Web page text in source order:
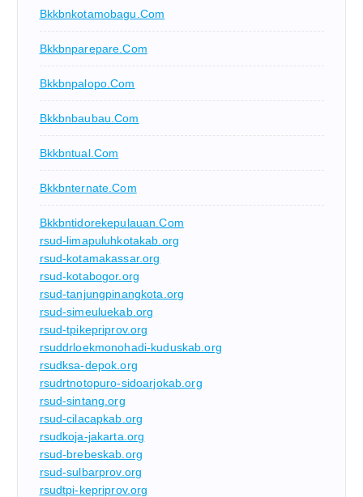
Bkkbnkotamobagu.com
Bkkbnparepare.com
Bkkbnpalopo.com
Bkkbnbaubau.com
Bkkbntual.com
Bkkbnternate.com
Bkkbntidorekepulauan.com
rsud-limapuluhkotakab.org
rsud-kotamakassar.org
rsud-kotabogor.org
rsud-tanjungpinangkota.org
rsud-simeuluekab.org
rsud-tpikepriprov.org
rsuddrloekmonohadi-kuduskab.org
rsudksa-depok.org
rsudrtnotopuro-sidoarjokab.org
rsud-sintang.org
rsud-cilacapkab.org
rsudkoja-jakarta.org
rsud-brebeskab.org
rsud-sulbarprov.org
rsudtpi-kepriprov.org